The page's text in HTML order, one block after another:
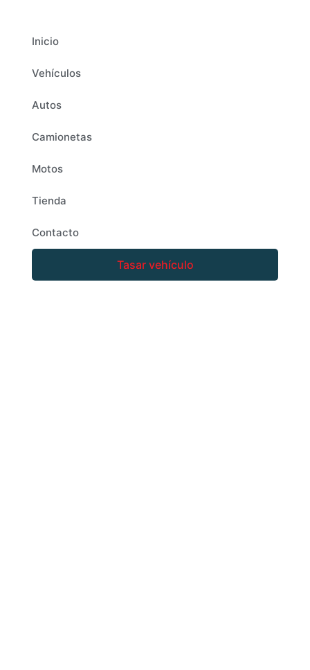
Inicio
Vehículos
Autos
Camionetas
Motos
Tienda
Contacto
Tasar vehículo